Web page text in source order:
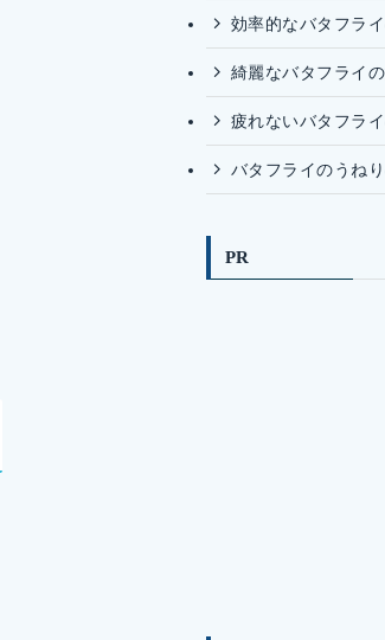
効率的なバタフラ
綺麗なバタフライ
疲れないバタフラ
バタフライのうね
PR